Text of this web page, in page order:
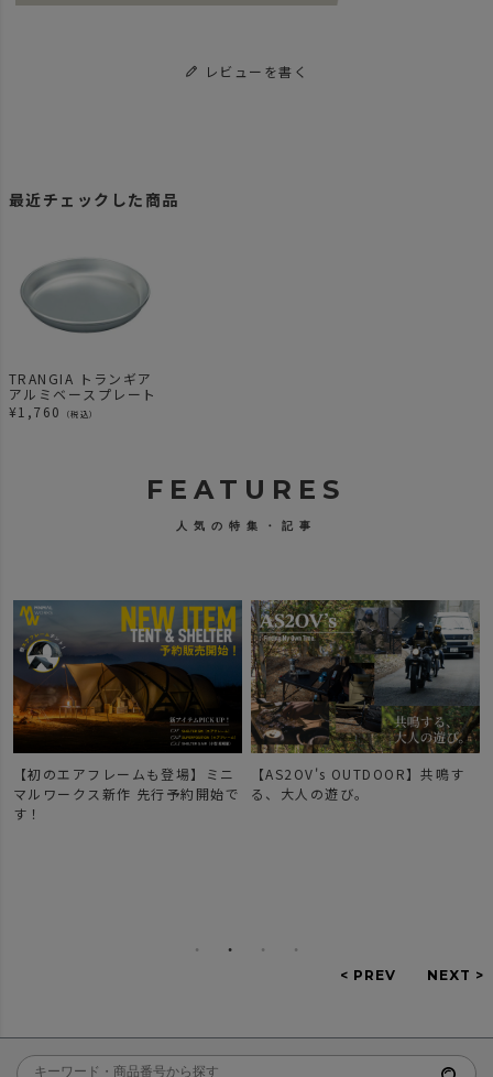
レビューを書く
最近チェックした商品
TRANGIA トランギア
アルミベースプレート
¥1,760 （税込）
FEATURES
人気の特集・記事
【初のエアフレームも登場】ミニ
マルワークス新作 先行予約開始で
す！
【AS2OV's OUTDOOR】共鳴す
る、大人の遊び。